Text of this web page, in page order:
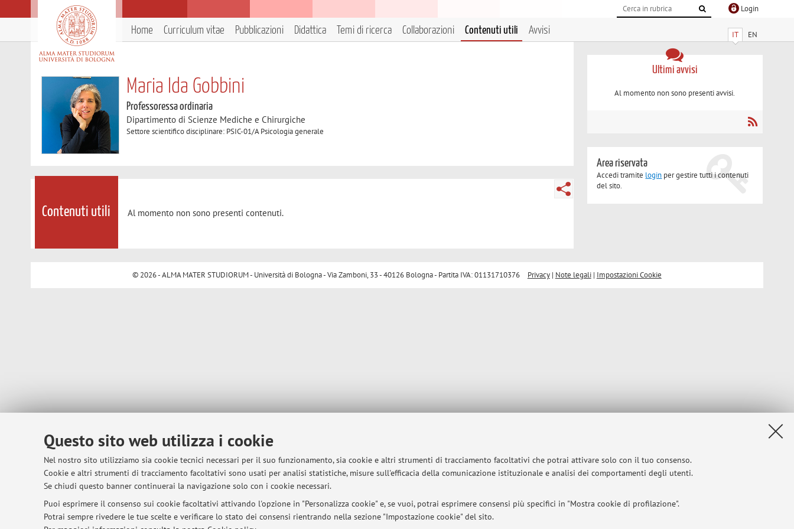
Questo sito web utilizza i cookie
Nel nostro sito utilizziamo sia cookie tecnici necessari per il suo funzionamento, sia cookie e altri strumenti di tracciamento facoltativi che potrai attivare solo con il tuo consenso.
Cookie e altri strumenti di tracciamento facoltativi sono usati per analisi statistiche, misure sull'efficacia della comunicazione istituzionale e analisi dei comportamenti degli utenti.
Se chiudi questo banner continuerai la navigazione solo con i cookie necessari.
Puoi esprimere il consenso sui cookie facoltativi attivando l'opzione in "Personalizza cookie" e, se vuoi, potrai esprimere consensi più specifici in "Mostra cookie di profilazione".
Potrai sempre rivedere le tue scelte e verificare lo stato dei consensi rientrando nella sezione "Impostazione cookie" del sito.
Login
IT EN
Home Curriculum vitae Pubblicazioni Didattica Temi di ricerca Collaborazioni Contenuti utili Avvisi
Maria Ida Gobbini
Professoressa ordinaria
Dipartimento di Scienze Mediche e Chirurgiche
Settore scientifico disciplinare: PSIC-01/A Psicologia generale
Contenuti utili Al momento non sono presenti contenuti.
Ultimi avvisi
Al momento non sono presenti avvisi.
Area riservata
Accedi tramite login per gestire tutti i contenuti
del sito.
© 2026 - ALMA MATER STUDIORUM - Università di Bologna - Via Zamboni, 33 - 40126 Bologna - Partita IVA: 01131710376 Privacy| Note legali| Impostazioni Cookie